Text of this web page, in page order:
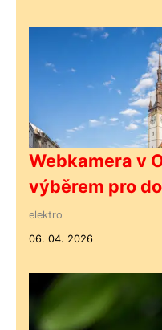
Webkamera v
výběrem pro
elektro
06. 04. 2026